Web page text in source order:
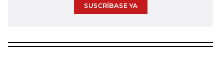
SUSCRÍBASE YA